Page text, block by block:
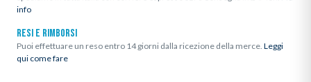
info
RESI E RIMBORSI
Puoi effettuare un reso entro 14 giorni dalla ricezione della merce. Leggi
qui come fare